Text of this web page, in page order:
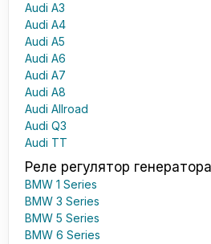
Audi A3
Audi A4
Audi A5
Audi A6
Audi A7
Audi A8
Audi Allroad
Audi Q3
Audi TT
Реле регулятор
BMW 1 Series
BMW 3 Series
BMW 5 Series
BMW 6 Series